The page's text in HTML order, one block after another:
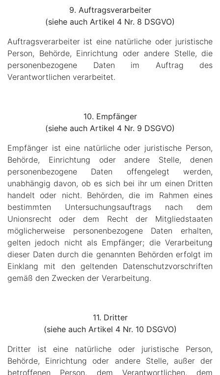
9. Auftragsverarbeiter
(siehe auch Artikel 4 Nr. 8 DSGVO)
Auftragsverarbeiter ist eine natürliche oder juristische
Person, Behörde, Einrichtung oder andere Stelle, die
personenbezogene Daten im Auftrag des
Verantwortlichen verarbeitet.
10. Empfänger
(siehe auch Artikel 4 Nr. 9 DSGVO)
Empfänger ist eine natürliche oder juristische Person,
Behörde, Einrichtung oder andere Stelle, denen
personenbezogene Daten offengelegt werden,
unabhängig davon, ob es sich bei ihr um einen Dritten
handelt oder nicht. Behörden, die im Rahmen eines
bestimmten Untersuchungsauftrags nach dem
Unionsrecht oder dem Recht der Mitgliedstaaten
möglicherweise personenbezogene Daten erhalten,
gelten jedoch nicht als Empfänger; die Verarbeitung
dieser Daten durch die genannten Behörden erfolgt im
Einklang mit den geltenden Datenschutzvorschriften
gemäß den Zwecken der Verarbeitung.
11. Dritter
(siehe auch Artikel 4 Nr. 10 DSGVO)
Dritter ist eine natürliche oder juristische Person,
Behörde, Einrichtung oder andere Stelle, außer der
betroffenen Person, dem Verantwortlichen, dem